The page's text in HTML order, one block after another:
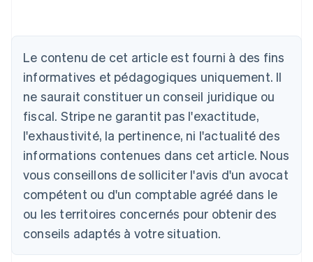
Le contenu de cet article est fourni à des fins
informatives et pédagogiques uniquement. Il
ne saurait constituer un conseil juridique ou
fiscal. Stripe ne garantit pas l'exactitude,
l'exhaustivité, la pertinence, ni l'actualité des
informations contenues dans cet article. Nous
vous conseillons de solliciter l'avis d'un avocat
compétent ou d'un comptable agréé dans le
ou les territoires concernés pour obtenir des
conseils adaptés à votre situation.
Allemagne
Australie
English
Autriche
DeutschEnglish
Belgique
NederlandsFrançaisDeutsch English
Português English
Bulgarie
English
Canada
EnglishFrançais